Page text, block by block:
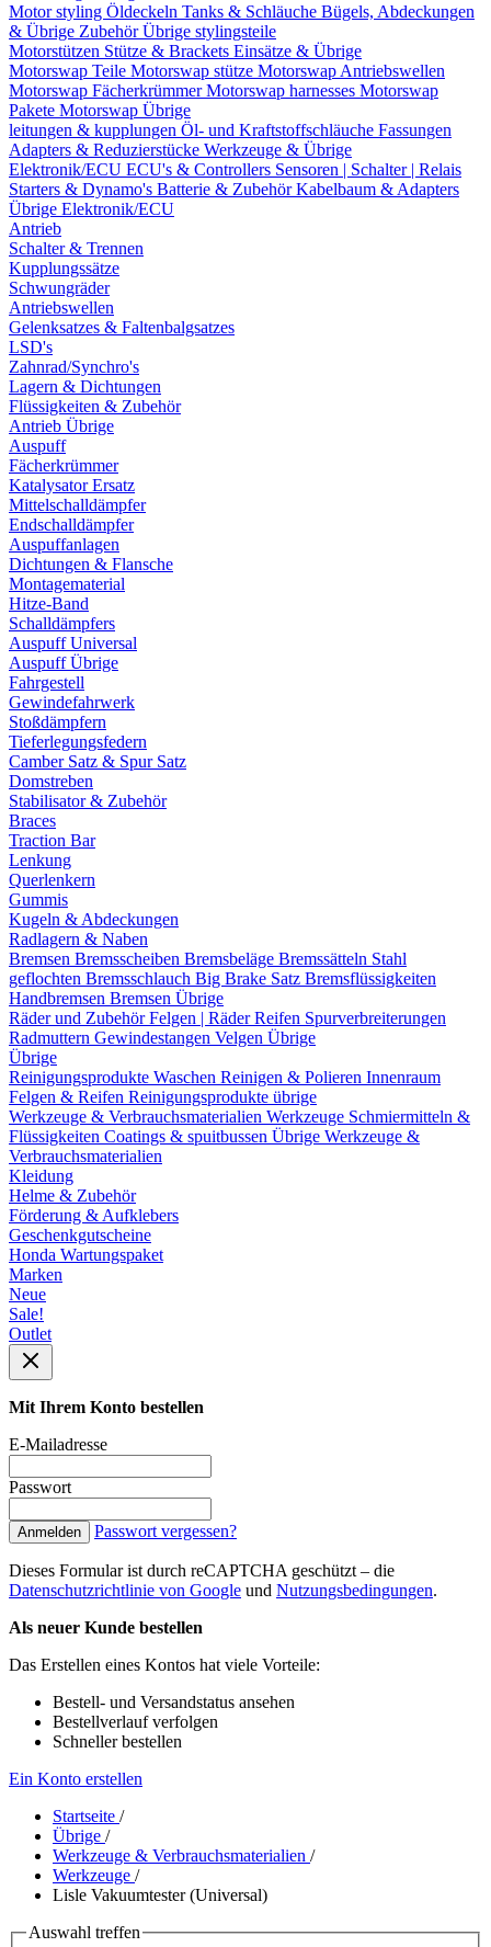
Motor styling Öldeckeln Tanks & Schläuche Bügels, Abdeckungen
& Übrige ZubehörÜbrige stylingsteile
Motorstützen Stütze & Brackets Einsätze & Übrige
Motorswap Teile Motorswap stütze Motorswap Antriebswellen
Motorswap FächerkrümmerMotorswap harnesses Motorswap
Pakete Motorswap Übrige
leitungen & kupplungen Öl- und Kraftstoffschläuche Fassungen
Adapters & Reduzierstücke Werkzeuge & Übrige
Elektronik/ECU ECU's & Controllers Sensoren | Schalter | Relais
Starters & Dynamo's Batterie & ZubehörKabelbaum & Adapters
Übrige Elektronik/ECU
Antrieb
Schalter & Trennen
Kupplungssätze
Schwungräder
Antriebswellen
Gelenksatzes & Faltenbalgsatzes
LSD's
Zahnrad/Synchro's
Lagern & Dichtungen
Flüssigkeiten & Zubehör
Antrieb Übrige
Auspuff
Fächerkrümmer
Katalysator Ersatz
Mittelschalldämpfer
Endschalldämpfer
Auspuffanlagen
Dichtungen & Flansche
Montagematerial
Hitze-Band
Schalldämpfers
Auspuff Universal
Auspuff Übrige
Fahrgestell
Gewindefahrwerk
Stoßdämpfern
Tieferlegungsfedern
Camber Satz & Spur Satz
Domstreben
Stabilisator & Zubehör
Braces
Traction Bar
Lenkung
Querlenkern
Gummis
Kugeln & Abdeckungen
Radlagern & Naben
Bremsen Bremsscheiben Bremsbeläge Bremssätteln Stahl
geflochten Bremsschlauch Big Brake Satz Bremsflüssigkeiten
Handbremsen Bremsen Übrige
Räder und ZubehörFelgen | RäderReifen Spurverbreiterungen
Radmuttern Gewindestangen Velgen Übrige
Übrige
Reinigungsprodukte Waschen Reinigen & Polieren Innenraum
Felgen & Reifen Reinigungsprodukte übrige
Werkzeuge & Verbrauchsmaterialien Werkzeuge Schmiermitteln &
Flüssigkeiten Coatings & spuitbussen Übrige Werkzeuge &
Verbrauchsmaterialien
Kleidung
Helme & Zubehör
Förderung & Aufklebers
Geschenkgutscheine
Honda Wartungspaket
Marken
Neue
Sale!
Outlet
Mit Ihrem Konto bestellen
E-Mailadresse
Passwort
Anmelden Passwort vergessen?
Dieses Formular ist durch reCAPTCHA geschützt – die
Datenschutzrichtlinie von Google und Nutzungsbedingungen.
Als neuer Kunde bestellen
Das Erstellen eines Kontos hat viele Vorteile:
Bestell- und Versandstatus ansehen
Bestellverlauf verfolgen
Schneller bestellen
Ein Konto erstellen
Startseite /
Übrige /
Werkzeuge & Verbrauchsmaterialien /
Werkzeuge /
Lisle Vakuumtester (Universal)
Auswahl treffen